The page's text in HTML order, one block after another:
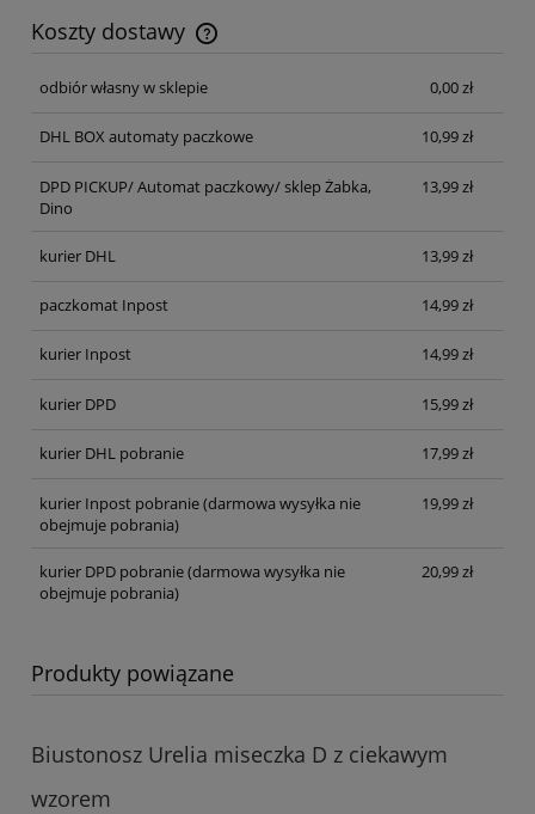
Koszty dostawy
Cena nie zawiera ewentualnych kosztów płatności
odbiór własny w sklepie
0,00 zł
DHL BOX automaty paczkowe 10,99 zł
DPD PICKUP/ Automat paczkowy/ sklep Żabka,
Dino
13,99 zł
kurier DHL 13,99 zł
paczkomat Inpost 14,99 zł
kurier Inpost 14,99 zł
kurier DPD 15,99 zł
kurier DHL pobranie 17,99 zł
kurier Inpost pobranie(darmowa wysyłka nie
obejmuje pobrania)
19,99 zł
kurier DPD pobranie(darmowa wysyłka nie
obejmuje pobrania)
20,99 zł
Produkty powiązane
Biustonosz Urelia miseczka D z ciekawym
wzorem